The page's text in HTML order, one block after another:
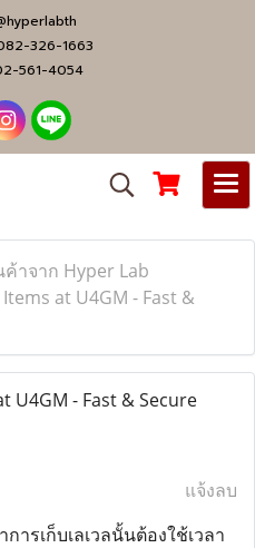
326-1663
561-4054
าจาก Hyper Lab
at U4GM - Fast &
U4GM - Fast & Secure
แจ้งลบ
ารเก็บเลเวลนั้นต้องใช้เวลา